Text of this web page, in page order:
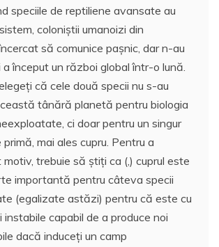
speciile de reptiliene avansate au
coloniștii umanoizi din
să comunice pașnic, dar n-au
început un război global într-o lună.
că cele două specii nu s-au
tânără planetă pentru biologia
ci doar pentru un singur
mai ales cupru. Pentru a
trebuie să știți ca (,) cuprul este
importantă pentru câteva specii
(egalizate astăzi) pentru că este cu
capabil de a produce noi
dacă induceți un camp